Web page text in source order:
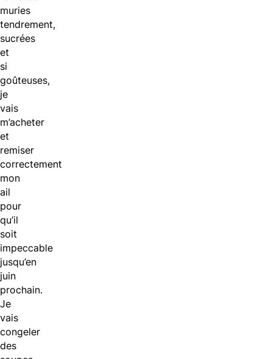
muries
tendrement,
sucrées
et
si
goûteuses,
je
vais
m’acheter
et
remiser
correctement
mon
ail
pour
qu’il
soit
impeccable
jusqu’en
juin
prochain.
Je
vais
congeler
des